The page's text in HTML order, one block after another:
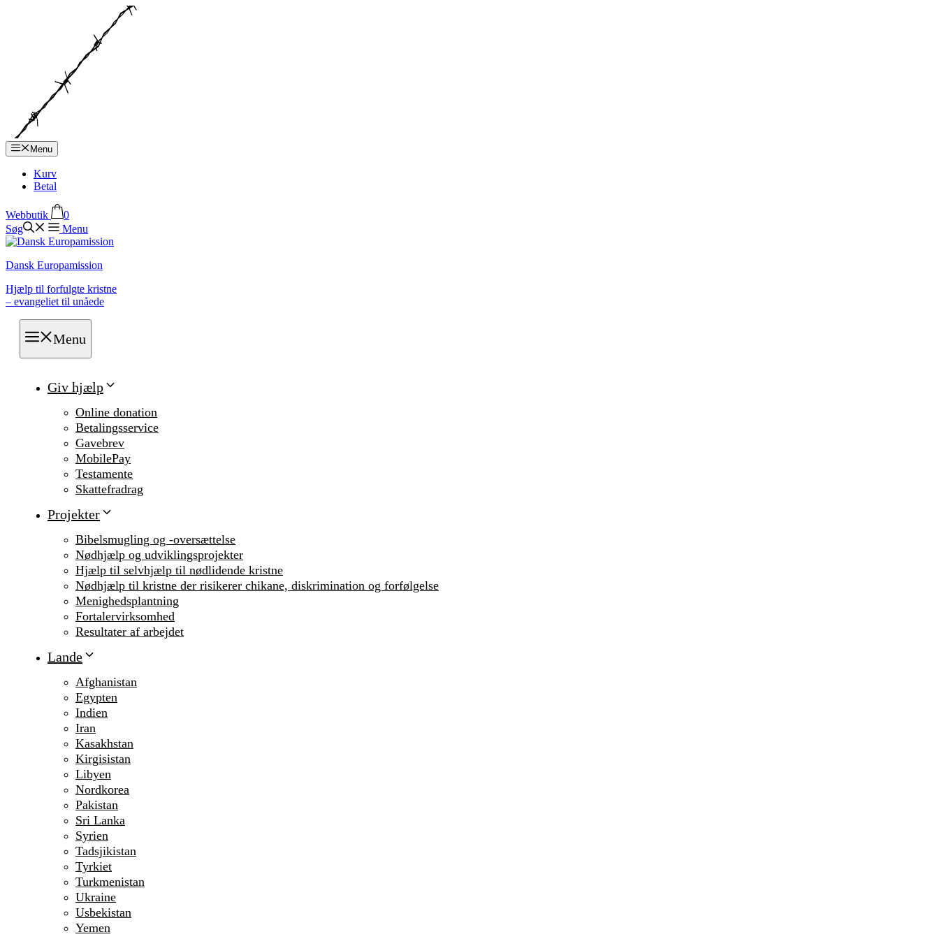
Menu
Kurv
Betal
Webbutik
0
Søg
Menu
Dansk Europamission
Hjælp til forfulgte kristne
– evangeliet til unåede
Menu
Giv hjælp
Online donation
Betalingsservice
Gavebrev
MobilePay
Testamente
Skattefradrag
Projekter
Bibelsmugling og -oversættelse
Nødhjælp og udviklingsprojekter
Hjælp til selvhjælp til nødlidende kristne
Nødhjælp til kristne der risikerer chikane, diskrimination og forfølgelse
Menighedsplantning
Fortalervirksomhed
Resultater af arbejdet
Lande
Afghanistan
Egypten
Indien
Iran
Kasakhstan
Kirgisistan
Libyen
Nordkorea
Pakistan
Sri Lanka
Syrien
Tadsjikistan
Tyrkiet
Turkmenistan
Ukraine
Usbekistan
Yemen